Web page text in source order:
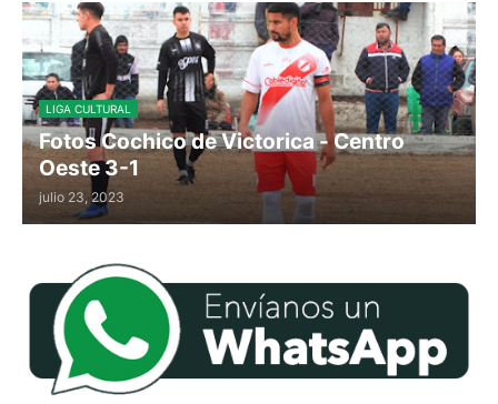
LIGA CULTURAL
Fotos Cochico de Victorica - Centro
Oeste 3-1
julio 23, 2023